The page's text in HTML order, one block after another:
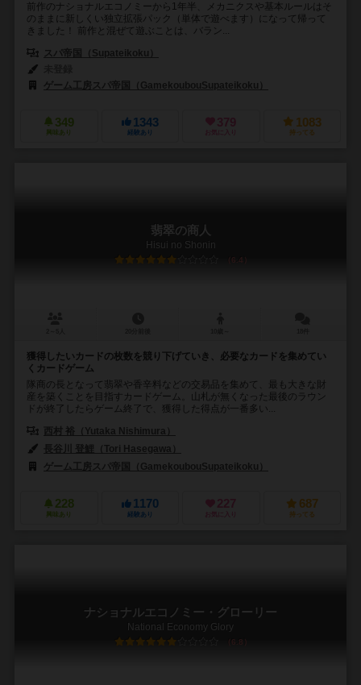
前作のナショナルエコノミーから1年半、メカニクスや基本ルールはそ
のままに新しくい独立拡張パック（単体で遊べます）になって帰って
きました！ 前作と混ぜて遊ぶことは、バラン...
スパ帝国（Supateikoku）
ゲーム工房スパ帝国（GamekoubouSupateikoku）
349
興味あり
1343
経験あり
379
お気に入り
1083
持ってる
翡翠の商人
Hisui no Shonin
6.4
獲得したいカードの枚数を競り下げていき、必要なカードを集めてい
くカードゲーム
隊商の長となって翡翠や香辛料などの交易品を集めて、最も大きな財
産を築くことを目指すカードゲーム。山札が無くなった最後のラウン
ドが終了したらゲーム終了で、獲得した得点が一番多い...
西村 裕（Yutaka Nishimura）
長谷川 登鯉（Tori Hasegawa）
ゲーム工房スパ帝国（GamekoubouSupateikoku）
228
興味あり
1170
経験あり
227
お気に入り
687
持ってる
ナショナルエコノミー・グローリー
National Economy Glory
6.8